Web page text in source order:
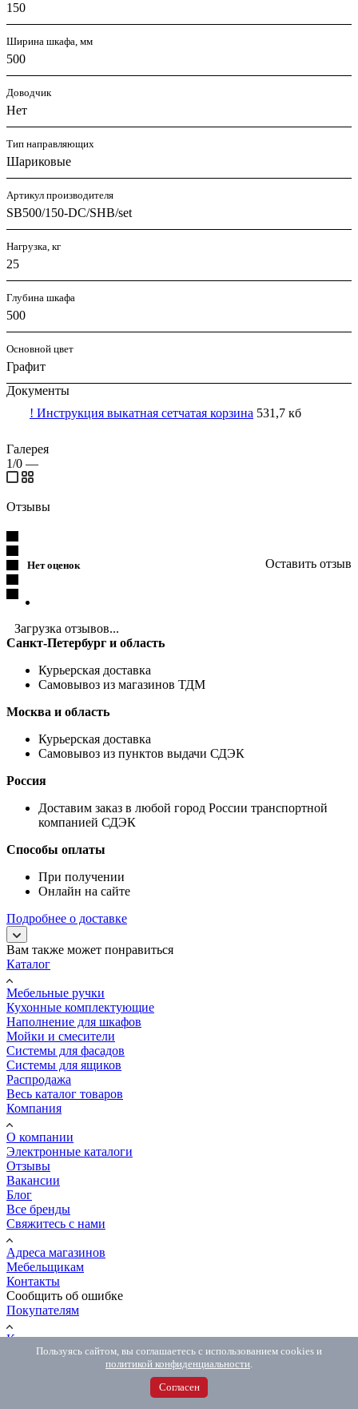
150
Ширина шкафа, мм
500
Доводчик
Нет
Тип направляющих
Шариковые
Артикул производителя
SB500/150-DC/SHB/set
Нагрузка, кг
25
Глубина шкафа
500
Основной цвет
Графит
Документы
! Инструкция выкатная сетчатая корзина 531,7 кб
Галерея
1/0 —
Отзывы
Нет оценок Оставить отзыв
Загрузка отзывов...
Санкт-Петербург и область
Курьерская доставка
Самовывоз из магазинов ТДМ
Москва и область
Курьерская доставка
Самовывоз из пунктов выдачи СДЭК
Россия
Доставим заказ в любой город России транспортной
компанией СДЭК
Способы оплаты
При получении
Онлайн на сайте
Подробнее о доставке
Вам также может понравиться
Каталог
Мебельные ручки
Кухонные комплектующие
Наполнение для шкафов
Мойки и смесители
Системы для фасадов
Системы для ящиков
Распродажа
Весь каталог товаров
Компания
О компании
Электронные каталоги
Отзывы
Вакансии
Блог
Все бренды
Свяжитесь с нами
Адреса магазинов
Мебельщикам
Контакты
Сообщить об ошибке
Покупателям
Как сделать заказ
Доставка и оплата
Пользуясь сайтом, вы соглашаетесь с использованием cookies и
политикой конфиденциальности.
Согласен